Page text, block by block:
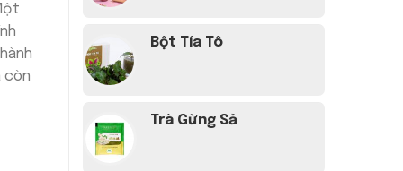
còn
Bột Tía Tô
Trà Gừng Sả